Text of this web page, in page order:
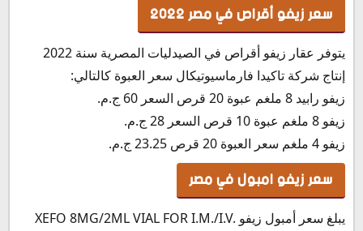
سعر زيفو أقراص في مصر 2022
يتوفر عقار زيفو أقراص في الصيدليات المصرية سنة 2022
إنتاج شركة تاكيدا فارماسيوتيكال سعر العبوة كالتالي:
زيفو رابيد 8 ملغم عبوة 20 قرص السعر 60 ج.م.
زيفو 8 ملغم عبوة 10 قرص السعر 28 ج.م.
زيفو 4 ملغم سعر العبوة 20 قرص 23.25 ج.م.
سعر زيفو امبول في مصر
يبلغ سعر أمبول زيفو XEFO 8MG/2ML VIAL FOR I.M./I.V.